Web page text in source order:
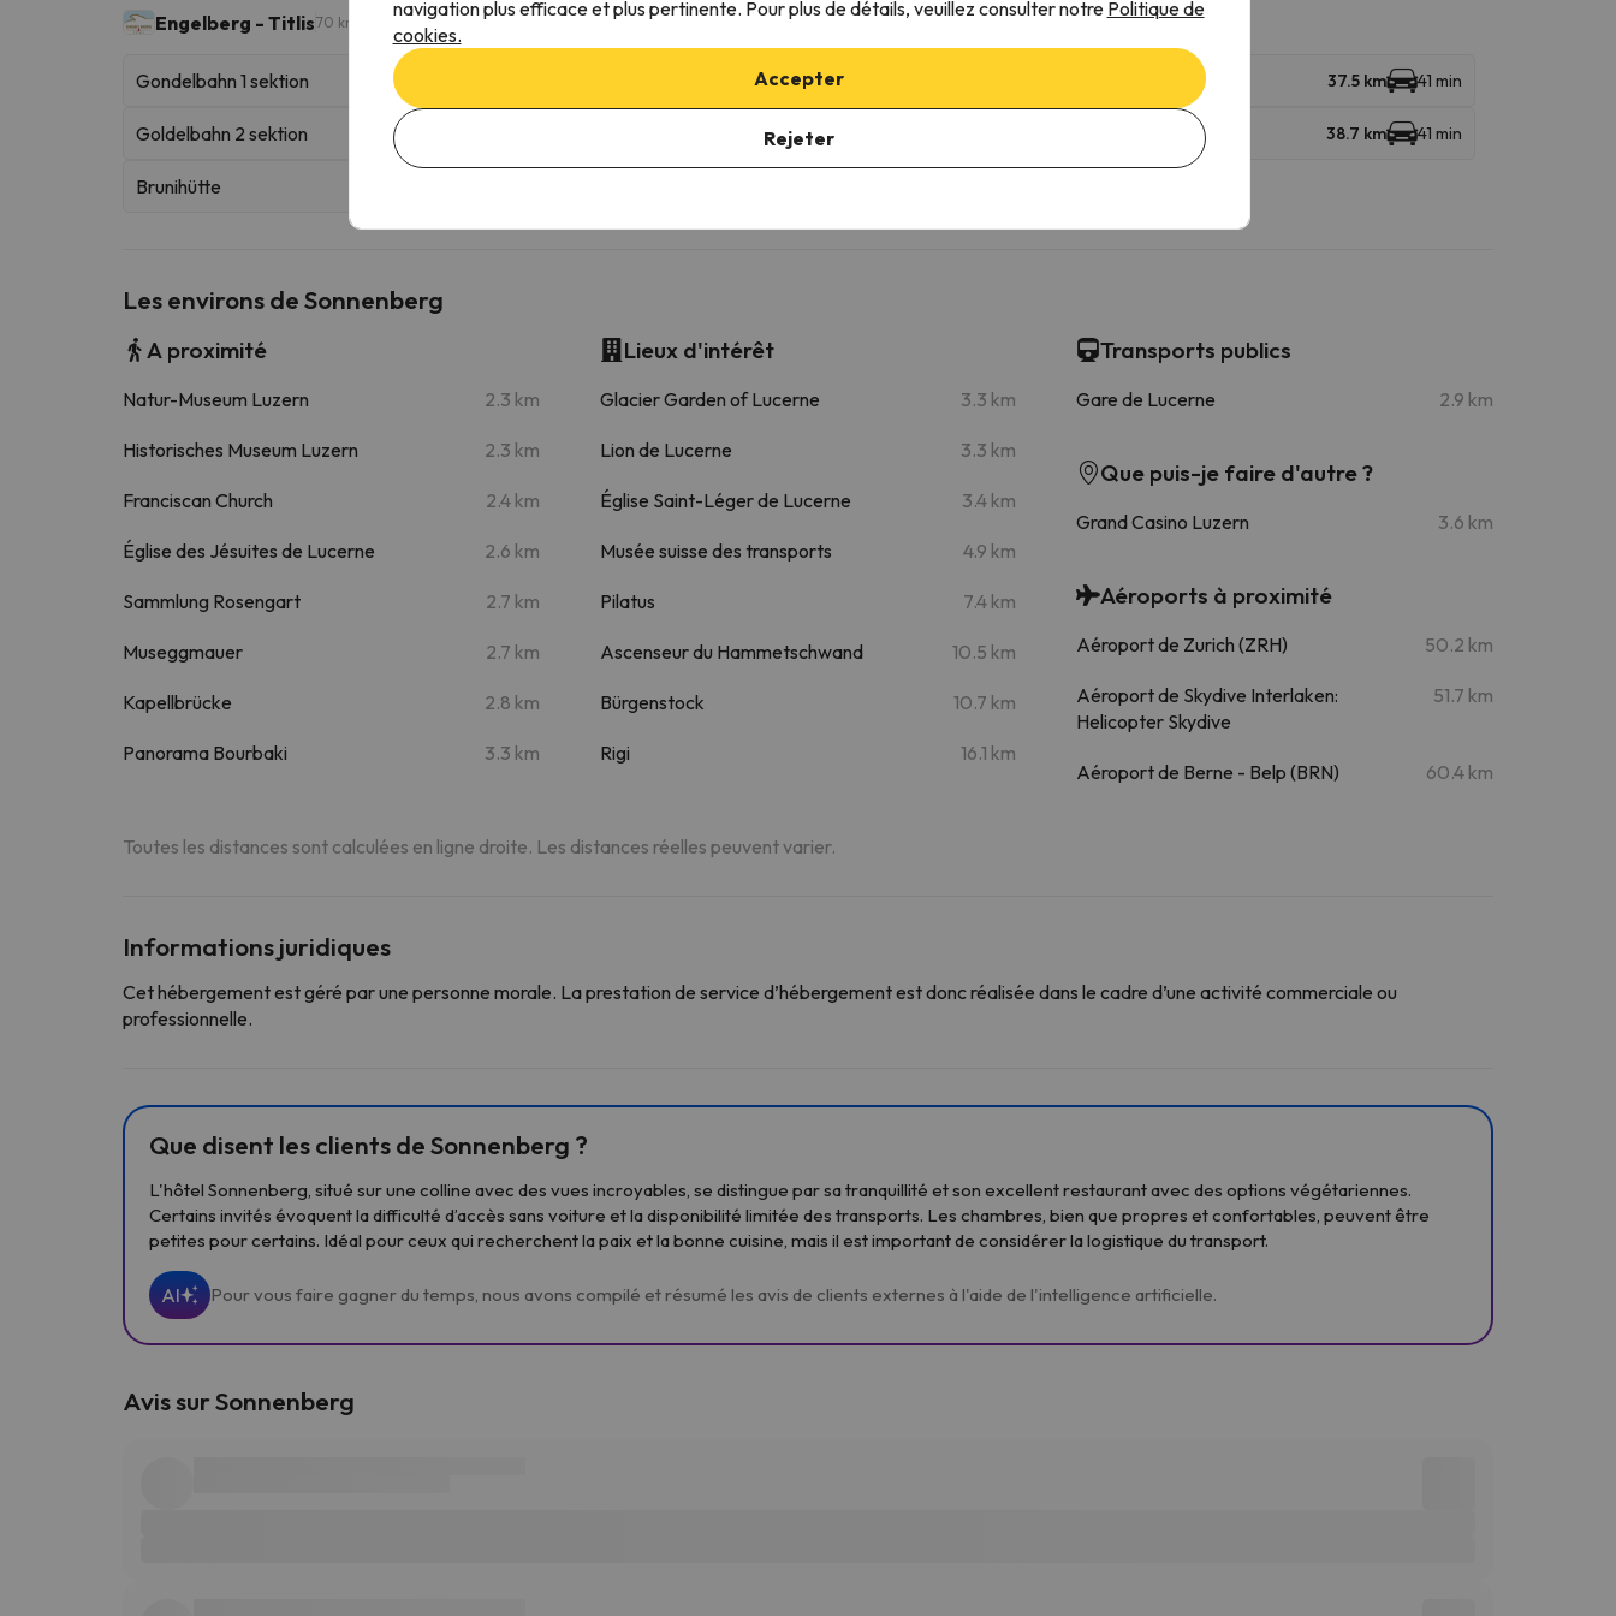
Engelberg - Titlis70 km skiables
Gondelbahn 1 sektion 40 min Standseilbahn Engelberg Gerschinalp 37.5 km 41 min
Goldelbahn 2 sektion 41 min Engelberg Brunni 38.7 km 41 min
Brunihütte
Les environs de Sonnenberg
A proximité
Natur-Museum Luzern 2.3 km
Historisches Museum Luzern 2.3 km
Franciscan Church 2.4 km
Église des Jésuites de Lucerne 2.6 km
Sammlung Rosengart 2.7 km
Museggmauer 2.7 km
Kapellbrücke 2.8 km
Panorama Bourbaki 3.3 km
Lieux d'intérêt
Glacier Garden of Lucerne 3.3 km
Lion de Lucerne 3.3 km
Église Saint-Léger de Lucerne 3.4 km
Musée suisse des transports 4.9 km
Pilatus 7.4 km
Ascenseur du Hammetschwand 10.5 km
Bürgenstock 10.7 km
Rigi 16.1 km
Transports publics
Gare de Lucerne 2.9 km
Que puis-je faire d'autre ?
Grand Casino Luzern 3.6 km
Aéroports à proximité
Aéroport de Zurich (ZRH) 50.2 km
Aéroport de Skydive Interlaken:
Helicopter Skydive
51.7 km
Aéroport de Berne - Belp (BRN) 60.4 km
Toutes les distances sont calculées en ligne droite. Les distances réelles peuvent varier.
Informations juridiques
Cet hébergement est géré par une personne morale. La prestation de service d’hébergement est donc réalisée dans le cadre d’une activité commerciale ou
professionnelle.
Que disent les clients de Sonnenberg ?
L'hôtel Sonnenberg, situé sur une colline avec des vues incroyables, se distingue par sa tranquillité et son excellent restaurant avec des options végétariennes.
Certains invités évoquent la difficulté d’accès sans voiture et la disponibilité limitée des transports. Les chambres, bien que propres et confortables, peuvent être
petites pour certains. Idéal pour ceux qui recherchent la paix et la bonne cuisine, mais il est important de considérer la logistique du transport.
AI Pour vous faire gagner du temps, nous avons compilé et résumé les avis de clients externes à l'aide de l'intelligence artificielle.
Avis sur Sonnenberg
navigation plus efficace et plus pertinente. Pour plus de détails, veuillez consulter notre Politique de
cookies.
Accepter
Rejeter